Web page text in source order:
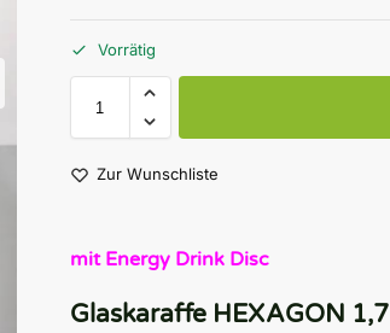
Vorrätig
Zur Wunschliste
mit Energy Drink Disc
Glaskaraffe HEXAGON 1,7